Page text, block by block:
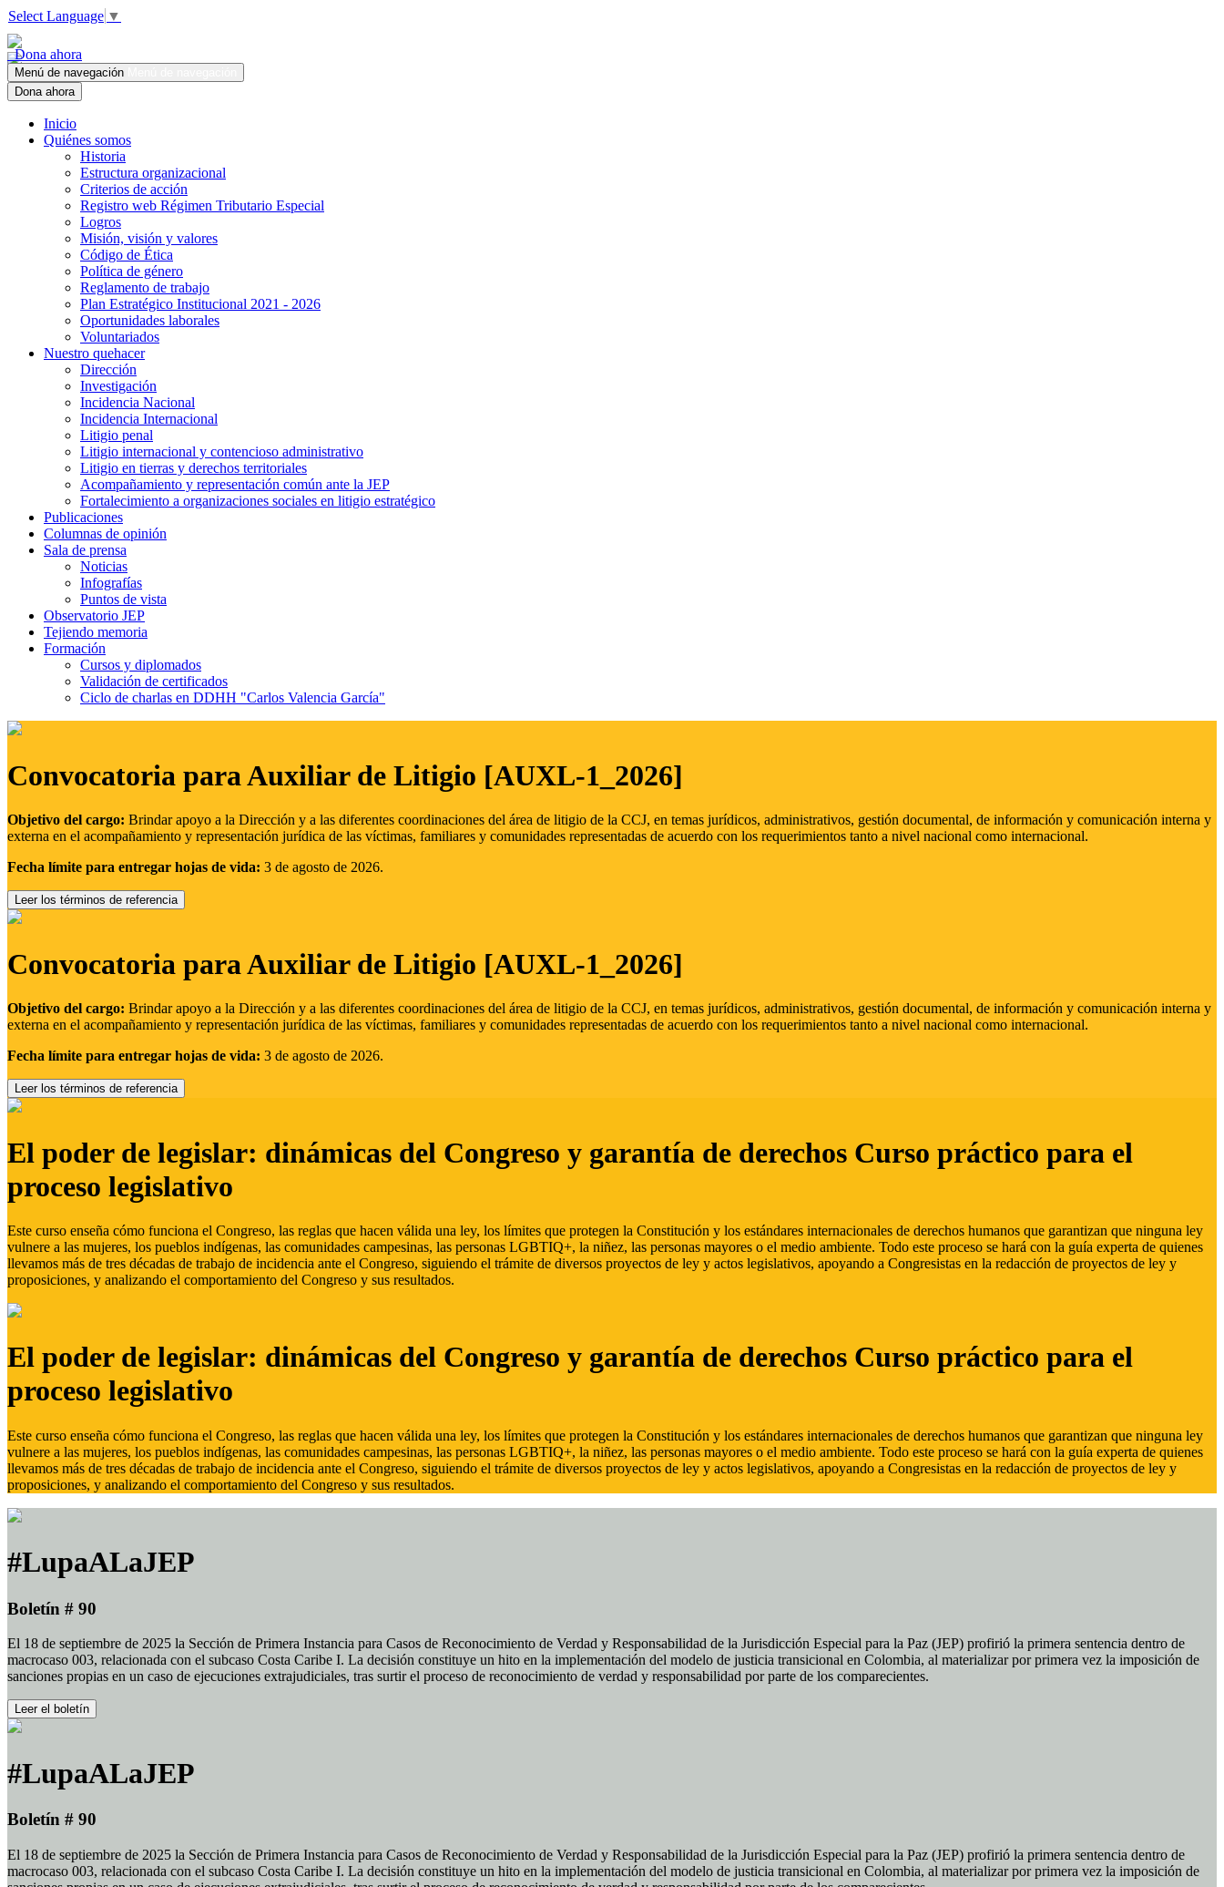
Select Language ▼
Dona ahora
Menú de navegación
Dona ahora
Inicio
Quiénes somos
Historia
Estructura organizacional
Criterios de acción
Registro web Régimen Tributario Especial
Logros
Misión, visión y valores
Código de Ética
Política de género
Reglamento de trabajo
Plan Estratégico Institucional 2021 - 2026
Oportunidades laborales
Voluntariados
Nuestro quehacer
Dirección
Investigación
Incidencia Nacional
Incidencia Internacional
Litigio penal
Litigio internacional y contencioso administrativo
Litigio en tierras y derechos territoriales
Acompañamiento y representación común ante la JEP
Fortalecimiento a organizaciones sociales en litigio estratégico
Publicaciones
Columnas de opinión
Sala de prensa
Noticias
Infografías
Puntos de vista
Observatorio JEP
Tejiendo memoria
Formación
Cursos y diplomados
Validación de certificados
Ciclo de charlas en DDHH "Carlos Valencia García"
Convocatoria para Auxiliar de Litigio [AUXL-1_2026]
Objetivo del cargo: Brindar apoyo a la Dirección y a las diferentes coordinaciones del área de litigio de la CCJ, en temas jurídicos, administrativos, gestión documental, de información y comunicación interna y
externa en el acompañamiento y representación jurídica de las víctimas, familiares y comunidades representadas de acuerdo con los requerimientos tanto a nivel nacional como internacional.
Fecha límite para entregar hojas de vida: 3 de agosto de 2026.
Leer los términos de referencia
Convocatoria para Auxiliar de Litigio [AUXL-1_2026]
Objetivo del cargo: Brindar apoyo a la Dirección y a las diferentes coordinaciones del área de litigio de la CCJ, en temas jurídicos, administrativos, gestión documental, de información y comunicación interna y
externa en el acompañamiento y representación jurídica de las víctimas, familiares y comunidades representadas de acuerdo con los requerimientos tanto a nivel nacional como internacional.
Fecha límite para entregar hojas de vida: 3 de agosto de 2026.
Leer los términos de referencia
El poder de legislar: dinámicas del Congreso y garantía de derechos Curso práctico para el
proceso legislativo
Este curso enseña cómo funciona el Congreso, las reglas que hacen válida una ley, los límites que protegen la Constitución y los estándares internacionales de derechos humanos que garantizan que ninguna ley
vulnere a las mujeres, los pueblos indígenas, las comunidades campesinas, las personas LGBTIQ+, la niñez, las personas mayores o el medio ambiente. Todo este proceso se hará con la guía experta de quienes
llevamos más de tres décadas de trabajo de incidencia ante el Congreso, siguiendo el trámite de diversos proyectos de ley y actos legislativos, apoyando a Congresistas en la redacción de proyectos de ley y
proposiciones, y analizando el comportamiento del Congreso y sus resultados.
El poder de legislar: dinámicas del Congreso y garantía de derechos Curso práctico para el
proceso legislativo
Este curso enseña cómo funciona el Congreso, las reglas que hacen válida una ley, los límites que protegen la Constitución y los estándares internacionales de derechos humanos que garantizan que ninguna ley
vulnere a las mujeres, los pueblos indígenas, las comunidades campesinas, las personas LGBTIQ+, la niñez, las personas mayores o el medio ambiente. Todo este proceso se hará con la guía experta de quienes
llevamos más de tres décadas de trabajo de incidencia ante el Congreso, siguiendo el trámite de diversos proyectos de ley y actos legislativos, apoyando a Congresistas en la redacción de proyectos de ley y
proposiciones, y analizando el comportamiento del Congreso y sus resultados.
#LupaALaJEP
Boletín # 90
El 18 de septiembre de 2025 la Sección de Primera Instancia para Casos de Reconocimiento de Verdad y Responsabilidad de la Jurisdicción Especial para la Paz (JEP) profirió la primera sentencia dentro de
macrocaso 003, relacionada con el subcaso Costa Caribe I. La decisión constituye un hito en la implementación del modelo de justicia transicional en Colombia, al materializar por primera vez la imposición de
sanciones propias en un caso de ejecuciones extrajudiciales, tras surtir el proceso de reconocimiento de verdad y responsabilidad por parte de los comparecientes.
Leer el boletín
#LupaALaJEP
Boletín # 90
El 18 de septiembre de 2025 la Sección de Primera Instancia para Casos de Reconocimiento de Verdad y Responsabilidad de la Jurisdicción Especial para la Paz (JEP) profirió la primera sentencia dentro de
macrocaso 003, relacionada con el subcaso Costa Caribe I. La decisión constituye un hito en la implementación del modelo de justicia transicional en Colombia, al materializar por primera vez la imposición de